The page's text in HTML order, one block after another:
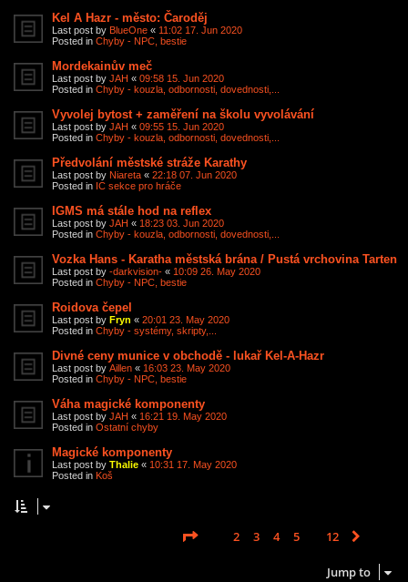
Kel A Hazr - město: Čaroděj
Last post by BlueOne « 11:02 17. Jun 2020
Posted in Chyby - NPC, bestie
Mordekainův meč
Last post by JAH « 09:58 15. Jun 2020
Posted in Chyby - kouzla, odbornosti, dovednosti,...
Vyvolej bytost + zaměření na školu vyvolávání
Last post by JAH « 09:55 15. Jun 2020
Posted in Chyby - kouzla, odbornosti, dovednosti,...
Předvolání městské stráže Karathy
Last post by Niareta « 22:18 07. Jun 2020
Posted in IC sekce pro hráče
IGMS má stále hod na reflex
Last post by JAH « 18:23 03. Jun 2020
Posted in Chyby - kouzla, odbornosti, dovednosti,...
Vozka Hans - Karatha městská brána / Pustá vrchovina Tarten
Last post by -darkvision- « 10:09 26. May 2020
Posted in Chyby - NPC, bestie
Roidova čepel
Last post by Fryn « 20:01 23. May 2020
Posted in Chyby - systémy, skripty,...
Divné ceny munice v obchodě - lukař Kel-A-Hazr
Last post by Aillen « 16:03 23. May 2020
Posted in Chyby - NPC, bestie
Váha magické komponenty
Last post by JAH « 16:21 19. May 2020
Posted in Ostatní chyby
Magické komponenty
Last post by Thalie « 10:31 17. May 2020
Posted in Koš
Page 1of 12
2 3 4 5 12
Jump to